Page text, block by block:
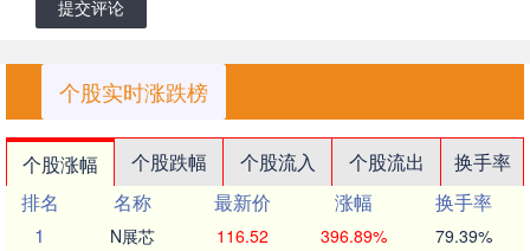
提交评论
个股实时涨跌榜
个股涨幅 个股跌幅 个股流入 个股流出
换手率
排名
名称 最新价 涨幅
换手率
1
N展芯 116.52 396.89% 79.39%